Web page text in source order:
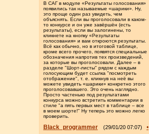
В САГ в модуле «Результаты голосования»
появились так называемые «шарики». Ну,
это проще один раз увидеть, чем
объяснять. Если вы проголосовали в каком-
то конкурсе и он уже завёршён (есть
результаты), если вы залогинены, то
кликнете на кнопку «Результаты
голосования» и вам откроются результаты.
Всё как обычно, но в итоговой таблице,
кроме всего прочего, появятся специальные
обозначения напротив тех произведений,
за которые вы проголосовали. Далее – в
разделе "Шорт-листы" рядом с каждым
голосующим будет ссылка "посмотреть
отображение", т. е. кликнув на неё вы
можете увидеть «шарики» конкретно этого
проголосовавшего. Это очень наглядно.
Просто частенько под результатами
конкурса можно встретить комментарии в
стиле "а пять первых мест в таблице – все
в моем шорте!" Ну теперь это можно легко
проверить.
Black_programmer (29/01/20 07:07) •